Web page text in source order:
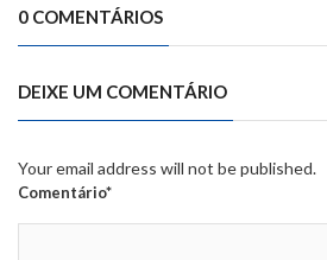
0 COMENTÁRIOS
DEIXE UM COMENTÁRIO
Your email address will not be published.
Comentário*